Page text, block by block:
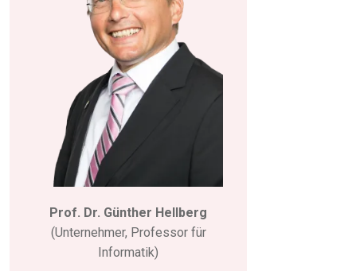
Prof. Dr. Günther Hellberg
(Unternehmer, Professor für
Informatik)